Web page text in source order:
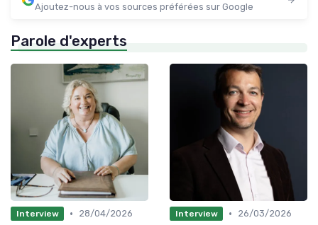
Ajoutez-nous à vos sources préférées sur Google
Parole d'experts
Interview •
28/04/2026
Interview •
26/03/2026